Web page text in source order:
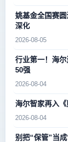
姚基金全国赛
深化
2026-08-05
行业第一！海
50强
2026-08-04
海尔智家再入
2026-08-04
别把“保管”当